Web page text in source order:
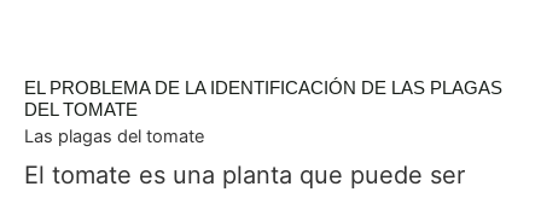
EL PROBLEMA DE LA IDENTIFICACIÓN DE LAS PLAGAS
DEL TOMATE
Las plagas del tomate
El tomate es una planta que puede ser